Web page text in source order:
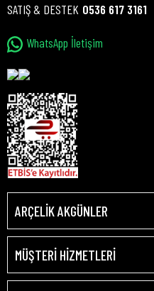
SATIŞ & DESTEK 0536 617 3161
WhatsApp İletişim
ARÇELİK AKGÜNLER
MÜŞTERİ HİZMETLERİ